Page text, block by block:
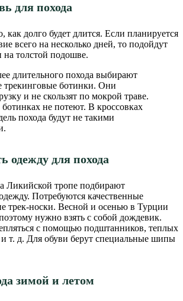
для похода
как долго будет длится. Если планируется
всего на несколько дней, то подойдут
на толстой подошве.
длительного похода выбирают
трекинговые ботинки. Они
и не скользят по мокрой траве.
не потеют. В кроссовках
похода будут не такими
одежду для похода
Ликийской тропе подбирают
Потребуются качественные
трек-носки. Весной и осенью в Турции
нужно взять с собой дождевик.
с помощью подштанников, теплых
т. д. Для обуви берут специальные шипы
зимой и летом